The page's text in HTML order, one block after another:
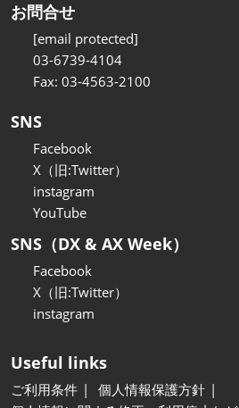
お問合せ
[email protected]
03-6739-4104
Fax: 03-4563-2100
SNS
Facebook
X（旧:Twitter）
instagram
YouTube
SNS（DX & AX Week）
Facebook
X（旧:Twitter）
instagram
Useful links
ご利用条件
個人情報保護方針